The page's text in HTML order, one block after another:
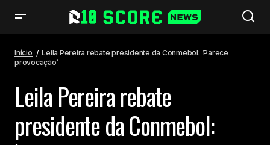
Início
Leila Pereira rebate presidente da Conmebol: ‘Parece
provocação’
Leila Pereira rebate
presidente da Conmebol: